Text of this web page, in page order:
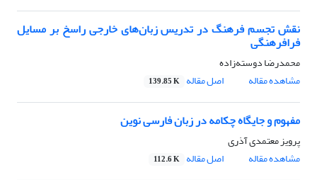
نقش تجسم فرهنگ در تدریس زبان‌های خارجی راسخ بر مسایل
فرافرهنگی
محمدرضا دوسته‌زاده
مشاهده مقاله
اصل مقاله 139.85 K
مفهوم و جایگاه چکامه در زبان فارسی نوین
پرویز معتمدی آذری
مشاهده مقاله
اصل مقاله 112.6 K